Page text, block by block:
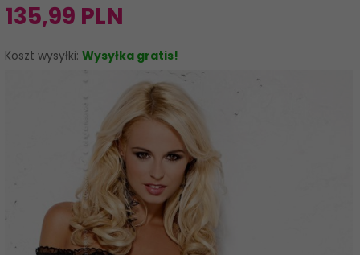
135,99 PLN
Koszt wysyłki: Wysyłka gratis!